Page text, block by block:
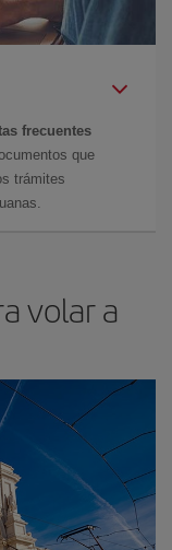
frecuentes
que
trámites
volar a